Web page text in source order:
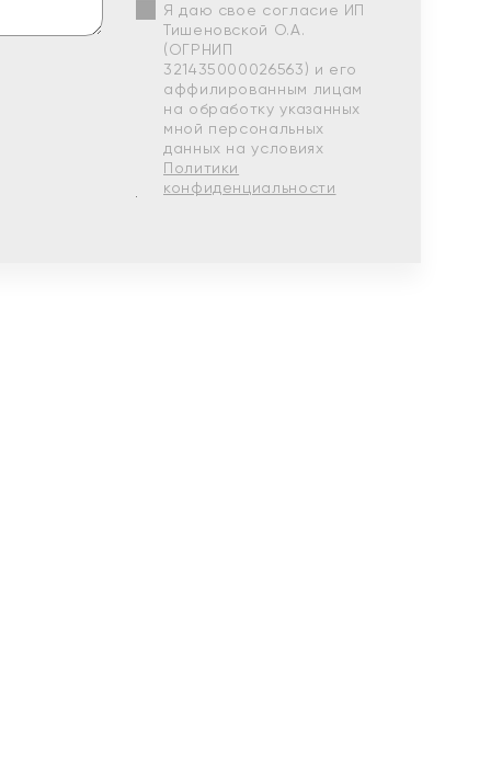
Я даю свое согласие ИП
Тишеновской О.А.
(ОГРНИП
321435000026563) и его
аффилированным лицам
на обработку указанных
мной персональных
данных на условиях
Политики
конфиденциальности